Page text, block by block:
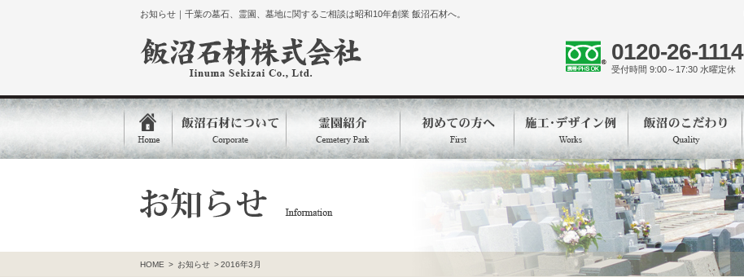
お知らせ｜千葉の墓石、霊園、墓地に関するご相談は昭和10年創業 飯沼石材へ。
0120-26-1114
受付時間 9:00～17:30 水曜定休
HOME > お知らせ >2016年3月